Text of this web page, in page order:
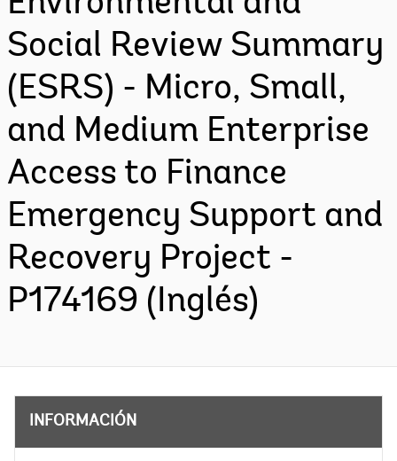
Social Review Summary
(ESRS) - Micro, Small,
and Medium Enterprise
Access to Finance
Emergency Support and
Recovery Project -
P174169 (Inglés)
INFORMACIÓN